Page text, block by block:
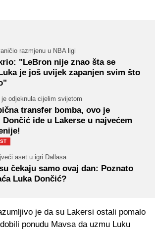
razmjenu u NBA ligi
"LeBron nije znao šta se
je još uvijek zapanjen svim što
odjeknula cijelim svijetom
transfer bomba, ovo je
ide u Lakerse u najvećem
aset u igri Dallasa
čekaju samo ovaj dan: Poznato
Luka Dončić?
je da su Lakersi ostali pomalo
ponudu Mavsa da uzmu Luku